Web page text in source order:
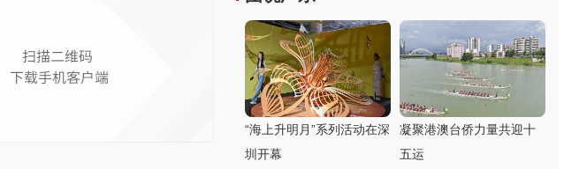
“海上升明月”系列活动在深
圳开幕
凝聚港澳台侨力量共迎十
五运